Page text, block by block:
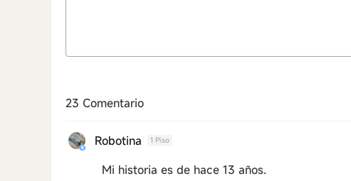
23 Comentario
Robotina 1 Piso
Mi historia es de hace 13 años.